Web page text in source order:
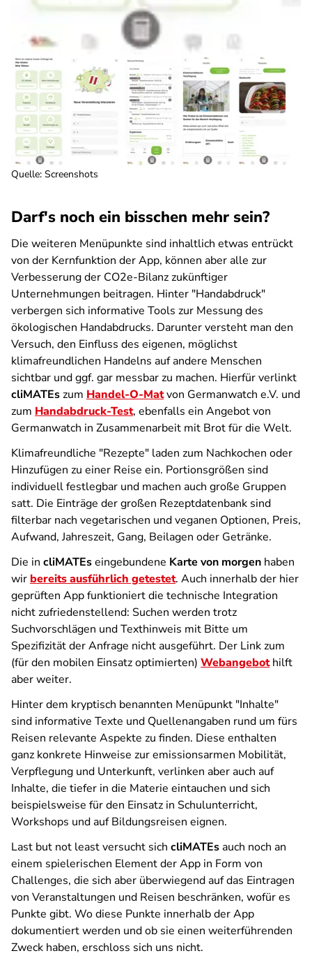
Quelle: Screenshots
Darf's noch ein bisschen mehr sein?
Die weiteren Menüpunkte sind inhaltlich etwas entrückt
von der Kernfunktion der App, können aber alle zur
Verbesserung der CO2e-Bilanz zukünftiger
Unternehmungen beitragen. Hinter "Handabdruck"
verbergen sich informative Tools zur Messung des
ökologischen Handabdrucks. Darunter versteht man den
Versuch, den Einfluss des eigenen, möglichst
klimafreundlichen Handelns auf andere Menschen
sichtbar und ggf. gar messbar zu machen. Hierfür verlinkt
cliMATEszum Handel-O-Matvon Germanwatch e.V. und
zum Handabdruck-Test, ebenfalls ein Angebot von
Germanwatch in Zusammenarbeit mit Brot für die Welt.
Klimafreundliche "Rezepte" laden zum Nachkochen oder
Hinzufügen zu einer Reise ein. Portionsgrößen sind
individuell festlegbar und machen auch große Gruppen
satt. Die Einträge der großen Rezeptdatenbank sind
filterbar nach vegetarischen und veganen Optionen, Preis,
Aufwand, Jahreszeit, Gang, Beilagen oder Getränke.
Die in cliMATEseingebundene Karte von morgen haben
wir bereits ausführlich getestet. Auch innerhalb der hier
geprüften App funktioniert die technische Integration
nicht zufriedenstellend: Suchen werden trotz
Suchvorschlägen und Texthinweis mit Bitte um
Spezifizität der Anfrage nicht ausgeführt. Der Link zum
(für den mobilen Einsatz optimierten) Webangebothilft
aber weiter.
Hinter dem kryptisch benannten Menüpunkt "Inhalte"
sind informative Texte und Quellenangaben rund um fürs
Reisen relevante Aspekte zu finden. Diese enthalten
ganz konkrete Hinweise zur emissionsarmen Mobilität,
Verpflegung und Unterkunft, verlinken aber auch auf
Inhalte, die tiefer in die Materie eintauchen und sich
beispielsweise für den Einsatz in Schulunterricht,
Workshops und auf Bildungsreisen eignen.
Last but not leastversucht sich cliMATEsauch noch an
einem spielerischen Element der App in Form von
Challenges, die sich aber überwiegend auf das Eintragen
von Veranstaltungen und Reisen beschränken, wofür es
Punkte gibt. Wo diese Punkte innerhalb der App
dokumentiert werden und ob sie einen weiterführenden
Zweck haben, erschloss sich uns nicht.